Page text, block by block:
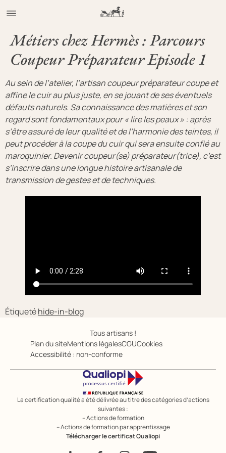
Métiers chez Hermès : Parcours
Coupeur Préparateur Episode 1
Au sein de l’atelier, l’artisan coupeur préparateur coupe et
affine le cuir au plus juste, en se jouant de ses éventuels
défauts naturels. Sa connaissance des matières et son
regard sont fondamentaux pour « lire les peaux » : après
s’être assuré de leur qualité et de l’harmonie des teintes, il
peut procéder à la coupe du cuir qui sera ensuite confié au
maroquinier. Devenir coupeur(se) préparateur(trice), c’est
s’inscrire dans une longue histoire artisanale de
transmission de gestes et de techniques.
Étiquetéhide-in-blog
Tous artisans !
Plan du siteMentions légalesCGUCookies
Accessibilité : non-conforme
La certification qualité a été délivrée au titre des catégories d’actions
suivantes :
– Actions de formation
– Actions de formation par apprentissage
Télécharger le certificat Qualiopi